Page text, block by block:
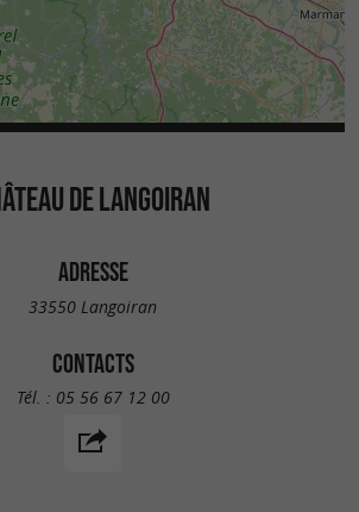
DE LANGOIRAN
ADRESSE
33550 Langoiran
CONTACTS
Tél. : 05 56 67 12 00